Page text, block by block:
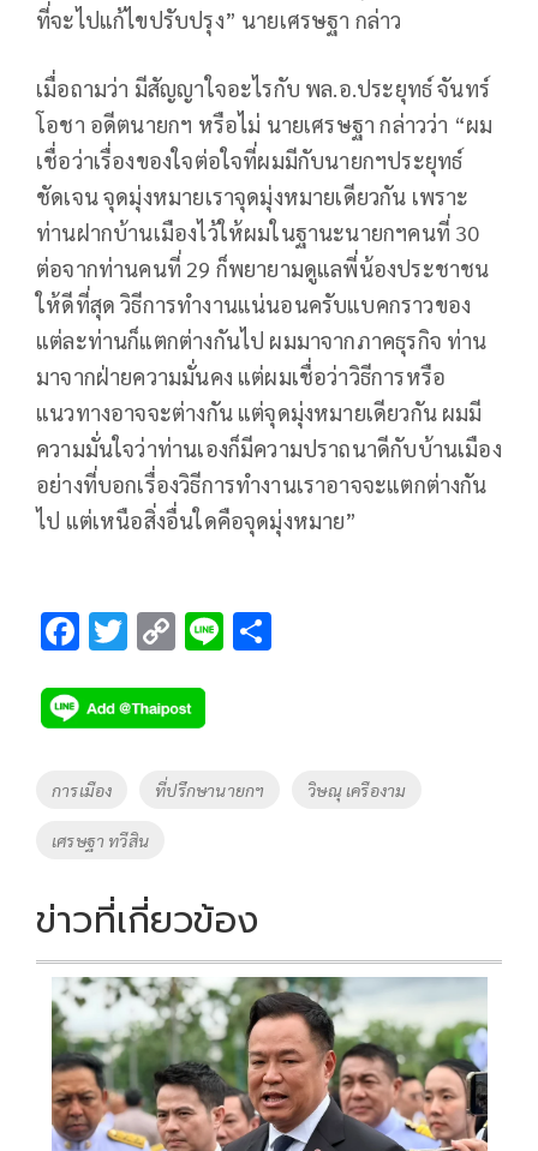
ที่จะไปแก้ไขปรับปรุง” นายเศรษฐา กล่าว
เมื่อถามว่า มีสัญญาใจอะไรกับ พล.อ.ประยุทธ์ จันทร์
โอชา อดีตนายกฯ หรือไม่ นายเศรษฐา กล่าวว่า “ผม
เชื่อว่าเรื่องของใจต่อใจที่ผมมีกับนายกฯประยุทธ์
ชัดเจน จุดมุ่งหมายเราจุดมุ่งหมายเดียวกัน เพราะ
ท่านฝากบ้านเมืองไว้ให้ผมในฐานะนายกฯคนที่ 30
ต่อจากท่านคนที่ 29 ก็พยายามดูแลพี่น้องประชาชน
ให้ดีที่สุด วิธีการทำงานแน่นอนครับแบคกราวของ
แต่ละท่านก็แตกต่างกันไป ผมมาจากภาคธุรกิจ ท่าน
มาจากฝ่ายความมั่นคง แต่ผมเชื่อว่าวิธีการหรือ
แนวทางอาจจะต่างกัน แต่จุดมุ่งหมายเดียวกัน ผมมี
ความมั่นใจว่าท่านเองก็มีความปราถนาดีกับบ้านเมือง
อย่างที่บอกเรื่องวิธีการทำงานเราอาจจะแตกต่างกัน
ไป แต่เหนือสิ่งอื่นใดคือจุดมุ่งหมาย”
F
e
b
o
k
T
tt
er
C
p
y
Li
Li
Tags
การเมือง ที่ปรึกษานายกฯ วิษณุ เครืองาม
เศรษฐา ทวีสิน
ข่าวที่เกี่ยวข้อง